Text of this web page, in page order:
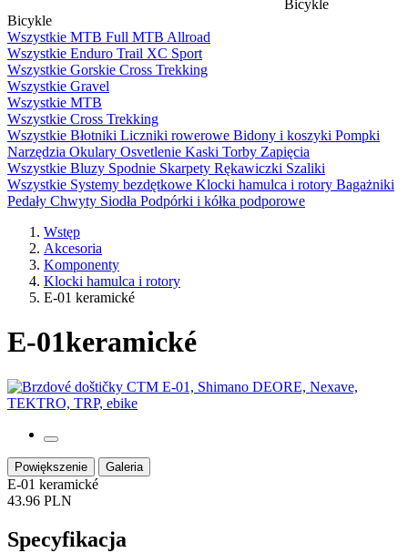
Bicykle
Bicykle
Wszystkie MTB Full MTB Allroad
Wszystkie Enduro Trail XC Sport
Wszystkie Gorskie Cross Trekking
Wszystkie Gravel
Wszystkie MTB
Wszystkie Cross Trekking
Wszystkie Błotniki Liczniki rowerowe Bidony i koszyki Pompki
Narzędzia Okulary Osvetlenie Kaski Torby Zapięcia
Wszystkie Bluzy Spodnie Skarpety Rękawiczki Szaliki
Wszystkie Systemy bezdętkowe Klocki hamulca i rotory Bagażniki
Pedały Chwyty Siodła Podpórki i kółka podporowe
Wstęp
Akcesoria
Komponenty
Klocki hamulca i rotory
E-01 keramické
E-01keramické
Powiększenie Galeria
E-01 keramické
43.96 PLN
Specyfikacja